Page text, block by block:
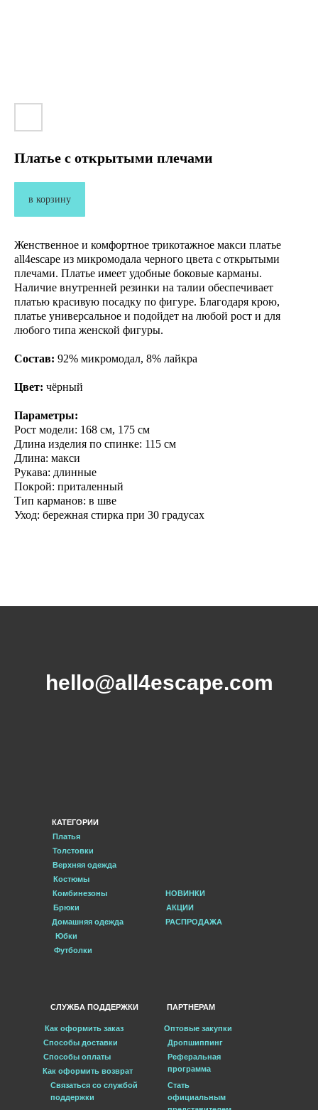
Платье с открытыми плечами
в корзину
Женственное и комфортное трикотажное макси платье
all4escape из микромодала черного цвета с открытыми
плечами. Платье имеет удобные боковые карманы.
Наличие внутренней резинки на талии обеспечивает
платью красивую посадку по фигуре. Благодаря крою,
платье универсальное и подойдет на любой рост и для
любого типа женской фигуры.
Состав: 92% микромодал, 8% лайкра
Цвет: чёрный
Параметры:
Рост модели: 168 см, 175 см
Длина изделия по спинке: 115 cм
Длина: макси
Рукава: длинные
Покрой: приталенный
Тип карманов: в шве
Уход: бережная стирка при 30 градусах
hello@all4escape.com
Как оформить заказ
Оптовые закупки
Способы доставки
Способы оплаты
Как оформить возврат
КАТЕГОРИИ
Толстовки
Платья
Костюмы
Комбинезоны
Брюки
Юбки
Верхняя одежда
СЛУЖБА ПОДДЕРЖКИ ПАРТНЕРАМ
НОВИНКИ
РАСПРОДАЖА
АКЦИИ
Связаться со службой
поддержки
Стать
официальным
Дропшиппинг
Реферальная
программа
Футболки
Домашняя одежда